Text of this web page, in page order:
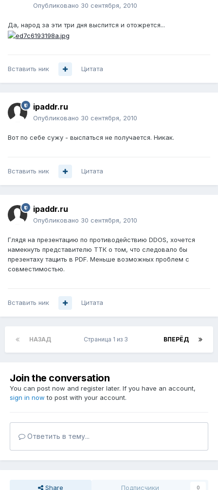
Опубликовано 30 сентября, 2010
Да, народ за эти три дня выспится и отожрется...
Вставить ник Цитата
ipaddr.ru
Опубликовано 30 сентября, 2010
Вот по себе сужу - выспаться не получается. Никак.
Вставить ник Цитата
ipaddr.ru
Опубликовано 30 сентября, 2010
Глядя на презентацию по противодействию DDOS, хочется
намекнуть представителю ТТК о том, что следовало бы
презентаху тащить в PDF. Меньше возможных проблем с
совместимостью.
Вставить ник Цитата
НАЗАД ВПЕРЁД
Страница 1 из 3
Join the conversation
You can post now and register later. If you have an account,
sign in now to post with your account.
Ответить в тему...
Share Подписчики 0